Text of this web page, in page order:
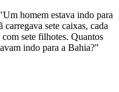
homem estava indo para
sete caixas, cada
sete filhotes. Quantos
indo para a Bahia?"